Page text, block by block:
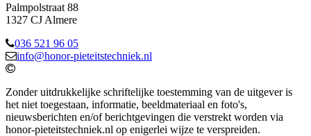
Palmpolstraat 88
1327 CJ Almere
036 521 96 05
info@honor-pieteitstechniek.nl
Zonder uitdrukkelijke schriftelijke toestemming van de uitgever is
het niet toegestaan, informatie, beeldmateriaal en foto's,
nieuwsberichten en/of berichtgevingen die verstrekt worden via
honor-pieteitstechniek.nl op enigerlei wijze te verspreiden.